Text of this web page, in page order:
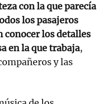
con la que parecía
los pasajeros
conocer los detalles
en la que trabaja,
y las